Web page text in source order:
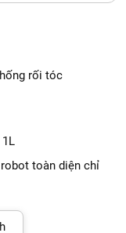
rối tóc
toàn diện chỉ